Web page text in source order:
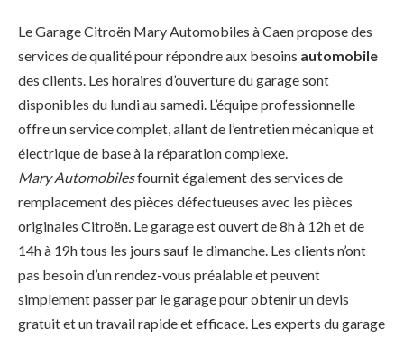
Le Garage Citroën Mary Automobiles à Caen propose des
services de qualité pour répondre aux besoins automobile
des clients. Les horaires d’ouverture du garage sont
disponibles du lundi au samedi. L’équipe professionnelle
offre un service complet, allant de l’entretien mécanique et
électrique de base à la réparation complexe.
Mary Automobilesfournit également des services de
remplacement des pièces défectueuses avec les pièces
originales Citroën. Le garage est ouvert de 8h à 12h et de
14h à 19h tous les jours sauf le dimanche. Les clients n’ont
pas besoin d’un rendez-vous préalable et peuvent
simplement passer par le garage pour obtenir un devis
gratuit et un travail rapide et efficace. Les experts du garage